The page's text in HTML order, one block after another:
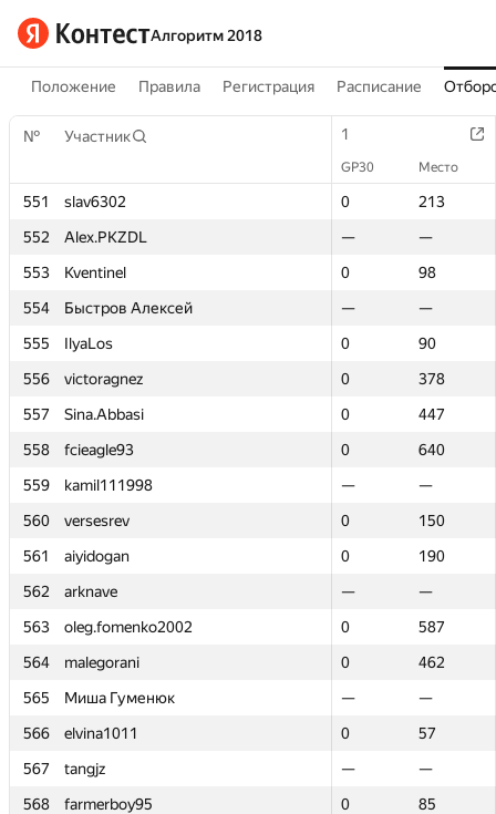
Алгоритм 2018
Положение Правила Регистрация Расписание
№ Участник 1
GP30 Место
551 slav6302 0
213
552
Alex.PKZDL —
—
553
Kventinel 0
98
554
Быстров Алексей —
—
555
IlyaLos 0
90
556
victoragnez 0
378
557
Sina.Abbasi 0
447
558
fcieagle93 0
640
559
kamil111998 —
—
560
versesrev 0
150
561
aiyidogan 0
190
562
arknave —
—
563
oleg.fomenko2002 0
587
564
malegorani 0
462
565
Миша Гуменюк —
—
566
elvina1011 0
57
567
tangjz —
—
568
farmerboy95 0
85
№ Участник 1
GP30 Место
551 slav6302 0
213
552
Alex.PKZDL —
—
553
Kventinel 0
98
554
Быстров Алексей —
—
555
IlyaLos 0
90
556
victoragnez 0
378
557
Sina.Abbasi 0
447
558
fcieagle93 0
640
559
kamil111998 —
—
560
versesrev 0
150
561
aiyidogan 0
190
562
arknave —
—
563
oleg.fomenko2002 0
587
564
malegorani 0
462
565
Миша Гуменюк —
—
566
elvina1011 0
57
567
tangjz —
—
568
farmerboy95 0
85